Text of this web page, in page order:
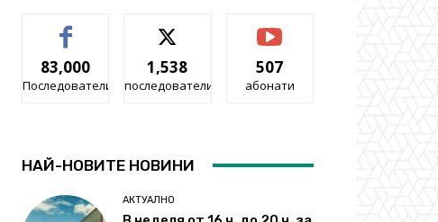
83,000
Последователи
1,538
последователи
507
абонати
НАЙ-НОВИТЕ НОВИНИ
АКТУАЛНО